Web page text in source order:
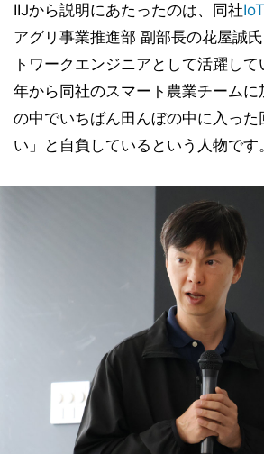
IIJから説明にあたったのは、同社IoT
アグリ事業推進部 副部長の花屋誠
トワークエンジニアとして活躍し
年から同社のスマート農業チームに
の中でいちばん田んぼの中に入った
い」と自負しているという人物です。